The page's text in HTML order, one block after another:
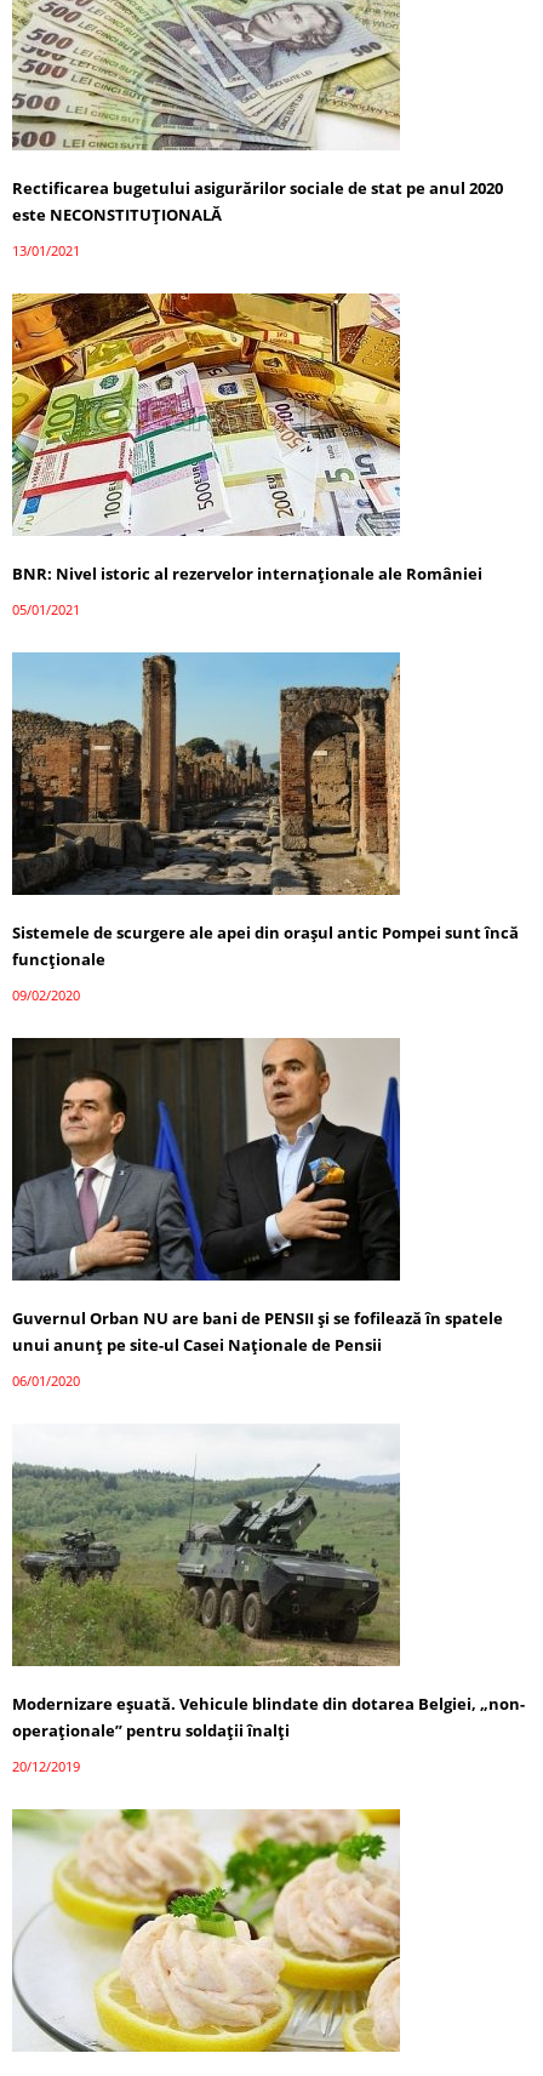
Rectificarea bugetului asigurărilor sociale de stat pe anul 2020
este NECONSTITUȚIONALĂ
13/01/2021
BNR: Nivel istoric al rezervelor internaţionale ale României
05/01/2021
Sistemele de scurgere ale apei din oraşul antic Pompei sunt încă
funcţionale
09/02/2020
Guvernul Orban NU are bani de PENSII și se fofilează în spatele
unui anunț pe site-ul Casei Naționale de Pensii
06/01/2020
Modernizare eşuată. Vehicule blindate din dotarea Belgiei, „non-
operaționale” pentru soldaţii înalţi
20/12/2019